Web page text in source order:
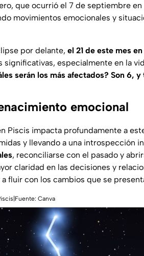
que ocurrió el 7 de septiembre en
movimientos emocionales y
por delante, el 21 de este mes
significativas, especialmente en la
serán los más afectados? Son 6,
emocional
Piscis impacta profundamente a
y llevando a una introspección
, reconciliarse con el pasado y
claridad en las decisiones y
fluir con los cambios que se
Canva